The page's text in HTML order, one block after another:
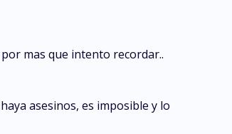
mas que intento recordar..
asesinos, es imposible y lo